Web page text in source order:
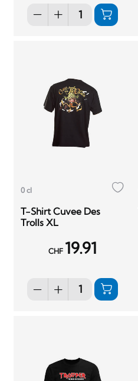
0 cl
T-Shirt Cuvee Des
Trolls XL
CHF 19.91